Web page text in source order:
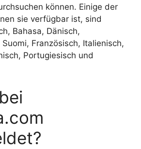
können. Einige der
sie verfügbar ist, sind
Bahasa, Dänisch,
Französisch, Italienisch,
Portugiesisch und